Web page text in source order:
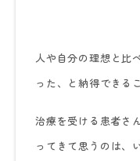
人や自分の理想と比
った、と納得できる
治療を受ける患者さ
ってきて思うのは、